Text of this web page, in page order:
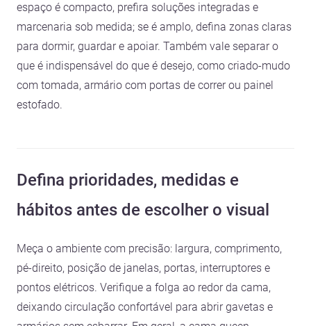
espaço é compacto, prefira soluções integradas e
marcenaria sob medida; se é amplo, defina zonas claras
para dormir, guardar e apoiar. Também vale separar o
que é indispensável do que é desejo, como criado-mudo
com tomada, armário com portas de correr ou painel
estofado.
Defina prioridades, medidas e
hábitos antes de escolher o visual
Meça o ambiente com precisão: largura, comprimento,
pé-direito, posição de janelas, portas, interruptores e
pontos elétricos. Verifique a folga ao redor da cama,
deixando circulação confortável para abrir gavetas e